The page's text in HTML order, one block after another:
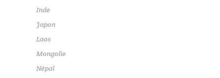
Inde
Japon
Laos
Mongolie
Népal